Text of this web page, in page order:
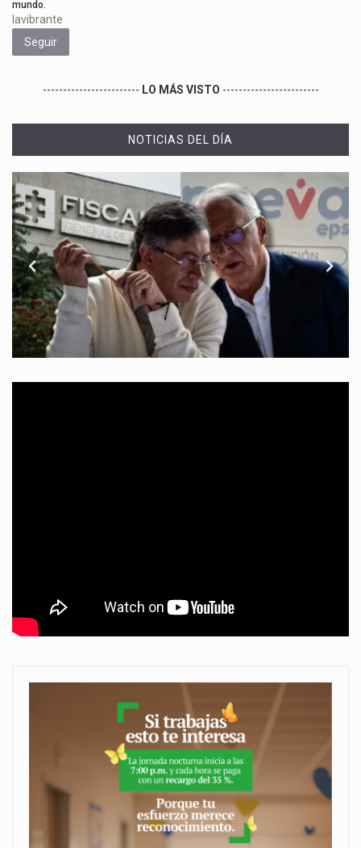
mundo.
lavibrante
Seguir
------------------------ LO MÁS VISTO ------------------------
NOTICIAS DEL DÍA